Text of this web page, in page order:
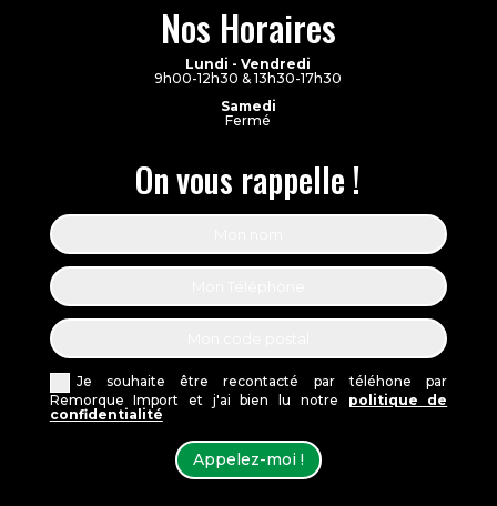
Nos Horaires
Lundi - Vendredi
9h00-12h30 & 13h30-17h30
Samedi
Fermé
On vous rappelle !
Je souhaite être recontacté par téléhone par
Remorque Import et j'ai bien lu notre politique de
confidentialité
Appelez-moi !